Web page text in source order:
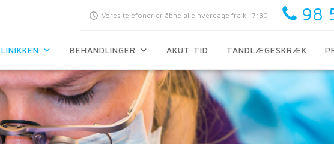
Vores telefoner er åbne alle hverdage fra kl. 7:30 98
BEHANDLINGER AKUT TID TANDLÆGESKRÆK